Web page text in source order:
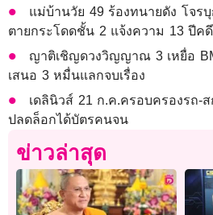
แม่บ้านวัย 49 ร้องทนายดัง โจ
ตายกระโดดชั้น 2 แจ้งความ 13 ปีค
ญาติเชิญดวงวิญญาณ 3 เหยื่อ
เสนอ 3 หมื่นแลกจบเรื่อง
เดลินิวส์ 21 ก.ค.ครอบครองรถ-
ปลดล็อกได้บัตรคนจน
ข่าวล่าสุด